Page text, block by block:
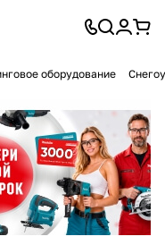
оборудование